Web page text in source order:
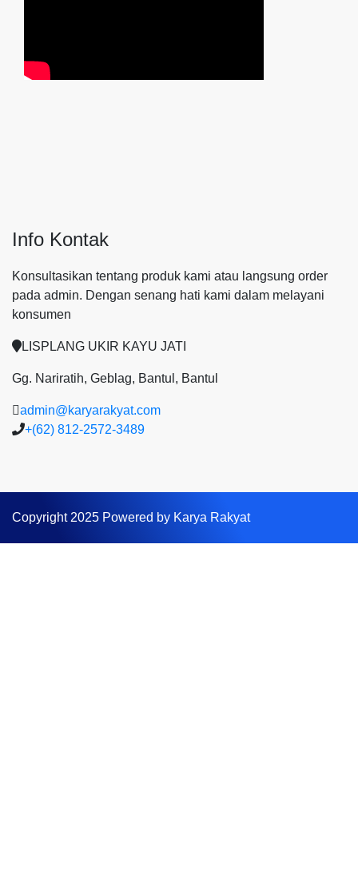
Info Kontak
Konsultasikan tentang produk kami atau langsung order
pada admin. Dengan senang hati kami dalam melayani
konsumen
LISPLANG UKIR KAYU JATI
Gg. Nariratih, Geblag, Bantul, Bantul
admin@karyarakyat.com
+(62) 812-2572-3489
Copyright 2025 Powered by Karya Rakyat